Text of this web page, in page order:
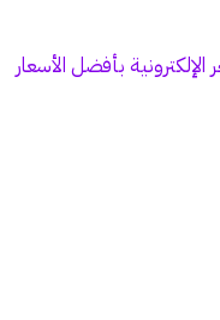
بأفضل الأسعار